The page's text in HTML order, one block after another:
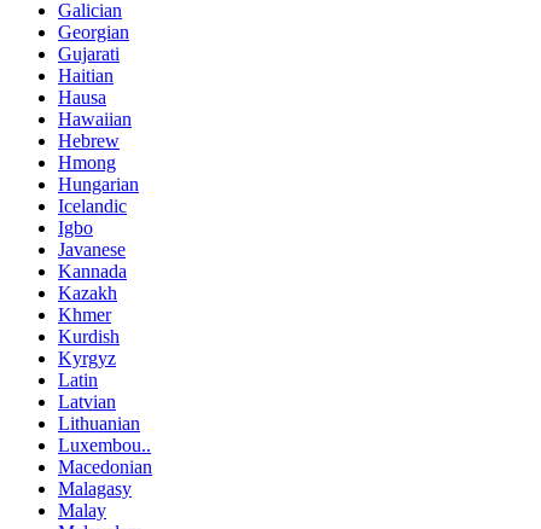
Galician
Georgian
Gujarati
Haitian
Hausa
Hawaiian
Hebrew
Hmong
Hungarian
Icelandic
Igbo
Javanese
Kannada
Kazakh
Khmer
Kurdish
Kyrgyz
Latin
Latvian
Lithuanian
Luxembou..
Macedonian
Malagasy
Malay